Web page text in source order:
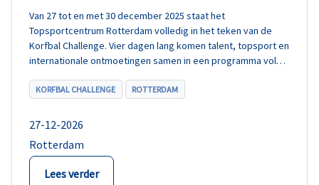
Van 27 tot en met 30 december 2025 staat het
Topsportcentrum Rotterdam volledig in het teken van de
Korfbal Challenge. Vier dagen lang komen talent, topsport en
internationale ontmoetingen samen in een programma vol
KORFBAL CHALLENGE ROTTERDAM
27-12-2026
Rotterdam
Lees verder